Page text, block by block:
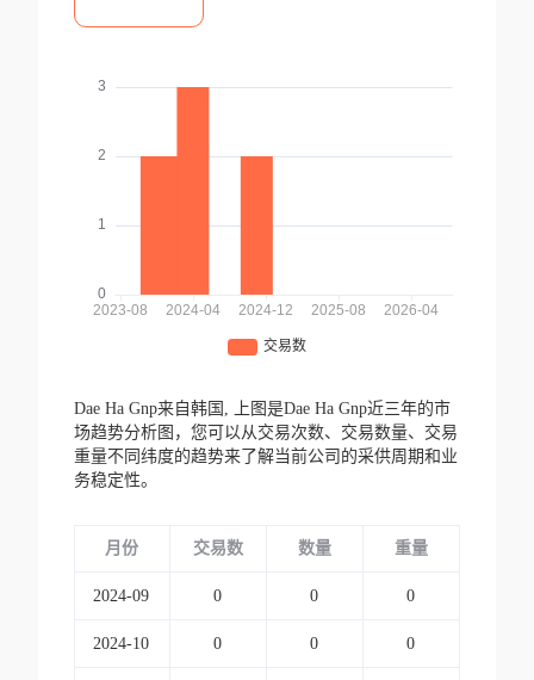
Dae Ha Gnp来自韩国,
上图是Dae Ha Gnp近三年的市
场趋势分析图，您可以从交易次数、交易数量、交易
重量不同纬度的趋势来了解当前公司的采供周期和业
务稳定性。
月份 交易数 数量 重量
2024-09 0 0 0
2024-10 0 0 0